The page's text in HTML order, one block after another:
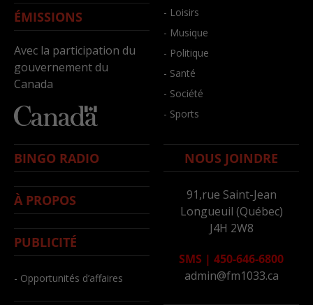
ÉMISSIONS
Avec la participation du
gouvernement du
Canada
- Loisirs
- Musique
- Politique
- Santé
- Société
- Sports
BINGO RADIO
À PROPOS
PUBLICITÉ
- Opportunités d’affaires
NOUS JOINDRE
91,rue Saint-Jean
Longueuil (Québec)
J4H 2W8
SMS | 450-646-6800
admin@fm1033.ca